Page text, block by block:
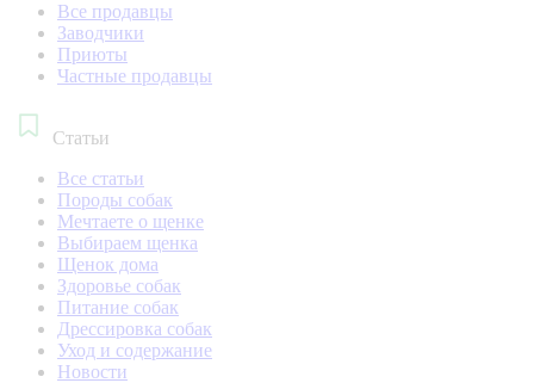
Все продавцы
Заводчики
Приюты
Частные продавцы
Статьи
Все статьи
Породы собак
Мечтаете о щенке
Выбираем щенка
Щенок дома
Здоровье собак
Питание собак
Дрессировка собак
Уход и содержание
Новости